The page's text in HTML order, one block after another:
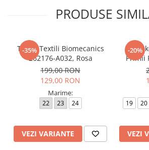
PRODUSE
-35%
Tenisi Textili Biomecanics
262176-A032, Rosa
199,00 RON
129,00 RON
Marime:
22 23 24
VEZI VARIANTE
-20%
Primii
19 20
VEZI